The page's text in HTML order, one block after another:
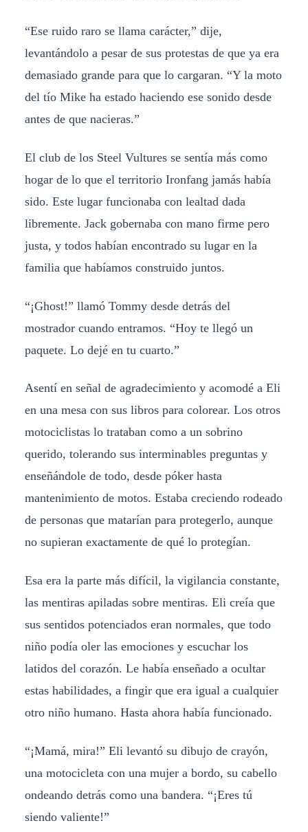
“Ese ruido raro se llama carácter,” dije,
levantándolo a pesar de sus protestas de que ya era
demasiado grande para que lo cargaran. “Y la moto
del tío Mike ha estado haciendo ese sonido desde
antes de que nacieras.”
El club de los Steel Vultures se sentía más como
hogar de lo que el territorio Ironfang jamás había
sido. Este lugar funcionaba con lealtad dada
libremente. Jack gobernaba con mano firme pero
justa, y todos habían encontrado su lugar en la
familia que habíamos construido juntos.
“¡Ghost!” llamó Tommy desde detrás del
mostrador cuando entramos. “Hoy te llegó un
paquete. Lo dejé en tu cuarto.”
Asentí en señal de agradecimiento y acomodé a Eli
en una mesa con sus libros para colorear. Los otros
motociclistas lo trataban como a un sobrino
querido, tolerando sus interminables preguntas y
enseñándole de todo, desde póker hasta
mantenimiento de motos. Estaba creciendo rodeado
de personas que matarían para protegerlo, aunque
no supieran exactamente de qué lo protegían.
Esa era la parte más difícil, la vigilancia constante,
las mentiras apiladas sobre mentiras. Eli creía que
sus sentidos potenciados eran normales, que todo
niño podía oler las emociones y escuchar los
latidos del corazón. Le había enseñado a ocultar
estas habilidades, a fingir que era igual a cualquier
otro niño humano. Hasta ahora había funcionado.
“¡Mamá, mira!” Eli levantó su dibujo de crayón,
una motocicleta con una mujer a bordo, su cabello
ondeando detrás como una bandera. “¡Eres tú
siendo valiente!”